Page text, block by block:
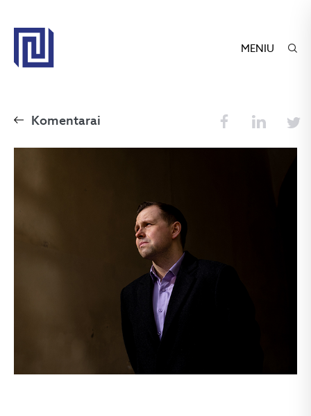
MENIU
Komentarai